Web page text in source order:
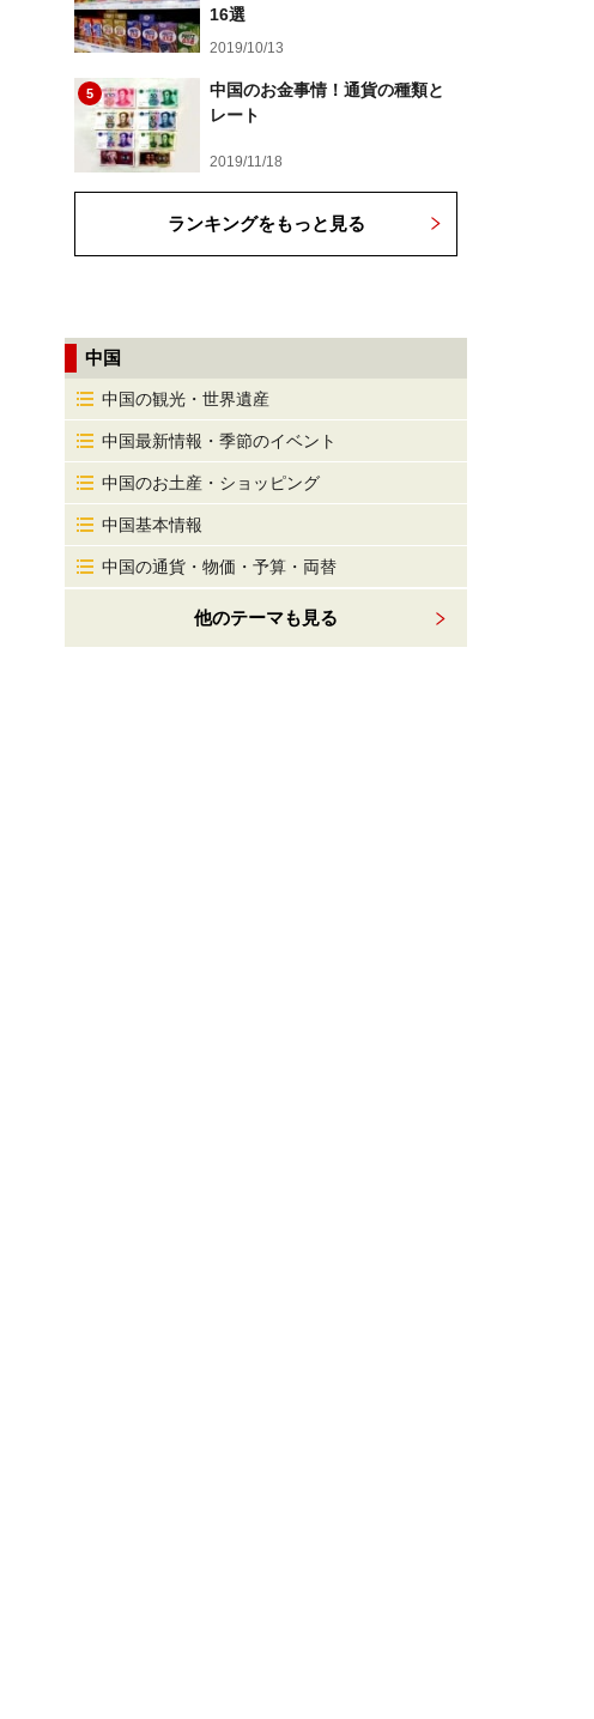
16選
2019/10/13
5
中国のお金事情！通貨の種類と
レート
2019/11/18
ランキングをもっと見る
中国
中国の観光・世界遺産
中国最新情報・季節のイベント
中国のお土産・ショッピング
中国基本情報
中国の通貨・物価・予算・両替
他のテーマも見る